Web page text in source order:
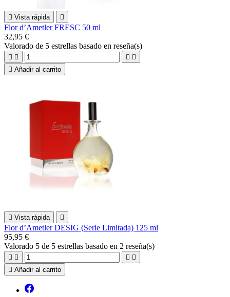
 Vista rápida 
Flor d’Ametler FRESC 50 ml
32,95 €
Valorado de 5 estrellas basado en reseña(s)
   
 Añadir al carrito
 Vista rápida 
Flor d’Ametler DESIG (Serie Limitada) 125 ml
95,95 €
Valorado 5 de 5 estrellas basado en 2 reseña(s)
   
 Añadir al carrito